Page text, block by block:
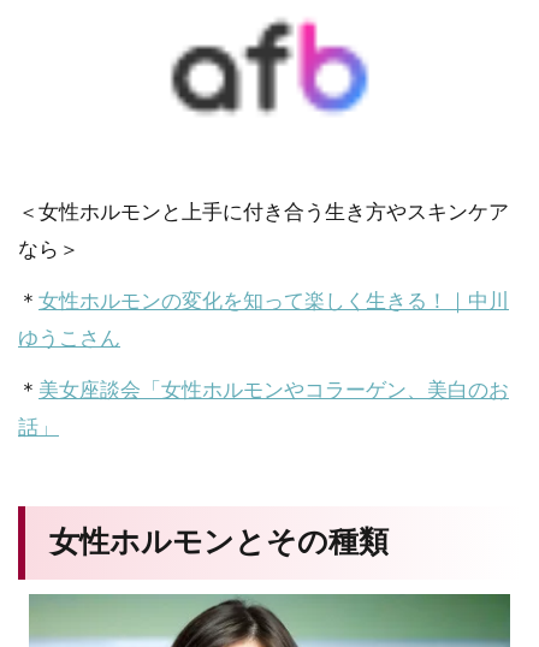
＜女性ホルモンと上手に付き合う生き方やスキンケア
なら＞
＊ 女性ホルモンの変化を知って楽しく生きる！｜中川
ゆうこさん
＊ 美女座談会「女性ホルモンやコラーゲン、美白のお
話」
女性ホルモンとその種類